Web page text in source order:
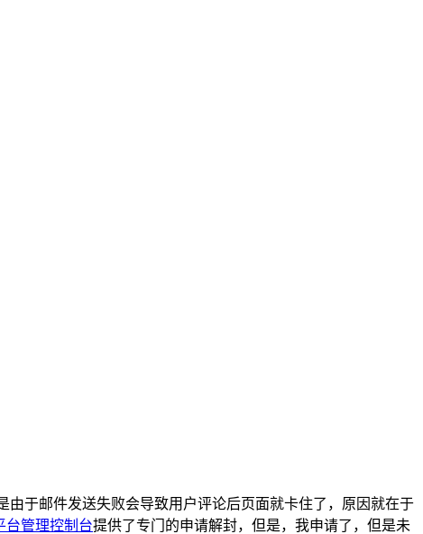
于邮件发送失败会导致用户评论后页面就卡住了，原因就在于
台管理控制台提供了专门的申请解封，但是，我申请了，但是未